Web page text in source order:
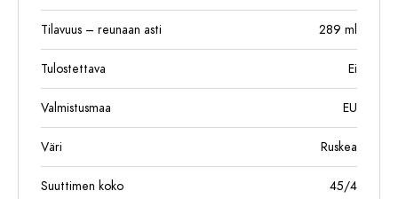
Tilavuus – reunaan asti 289 ml
Tulostettava Ei
Valmistusmaa EU
Väri Ruskea
Suuttimen koko 45/4